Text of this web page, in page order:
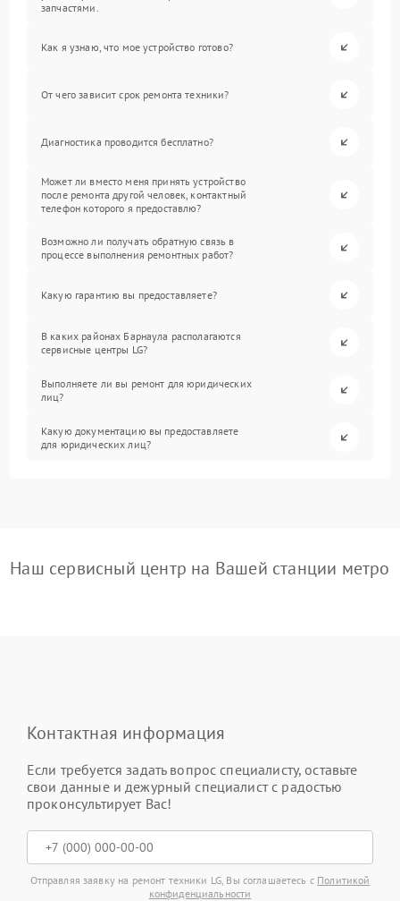
запчастями.
Как я узнаю, что мое устройство готово?
От чего зависит срок ремонта техники?
Диагностика проводится бесплатно?
Может ли вместо меня принять устройство
после ремонта другой человек, контактный
телефон которого я предоставлю?
Возможно ли получать обратную связь в
процессе выполнения ремонтных работ?
Какую гарантию вы предоставляете?
В каких районах Барнаула располагаются
сервисные центры LG?
Выполняете ли вы ремонт для юридических
лиц?
Какую документацию вы предоставляете
для юридических лиц?
Наш сервисный центр на Вашей станции метро
Контактная информация
Если требуется задать вопрос специалисту, оставьте
свои данные и дежурный специалист с радостью
проконсультирует Вас!
Отправляя заявку на ремонт техники LG, Вы соглашаетесь с Политикой
конфиденциальности